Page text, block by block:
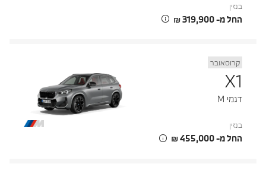
בנזין
החל מ- ‏319,900 ‏₪
קרוסאובר
X1
דגמי M
בנזין
החל מ- ‏455,000 ‏₪